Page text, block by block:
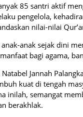
85 santri aktif
pengelola,
nilai-nilai
anak-anak sejak dini
bagi agama,
Natabel Jannah
kuat di tengah
inilah, semangat
berakhlak.